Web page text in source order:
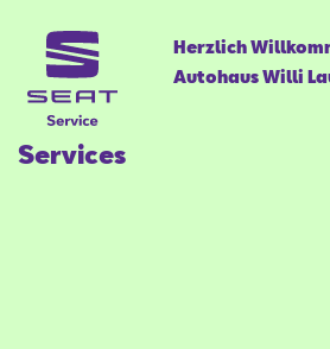
Herzlich
Autohaus Willi
Services